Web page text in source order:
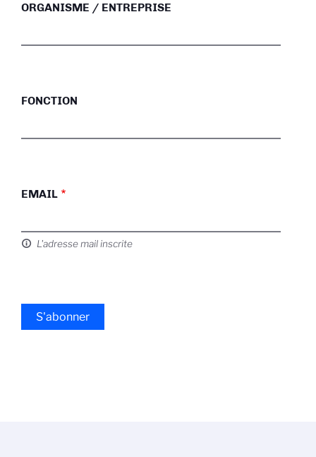
ORGANISME / ENTREPRISE
FONCTION
EMAIL
L'adresse mail inscrite